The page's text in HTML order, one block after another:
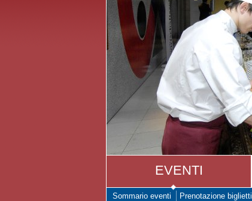
EVENTI
Sommario eventi Prenotazione biglietti